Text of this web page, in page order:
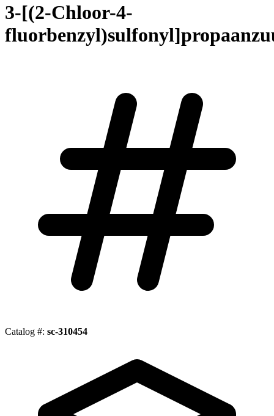
3-[(2-Chloor-4-
Catalog #: sc-310454